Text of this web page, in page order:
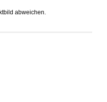
abweichen.